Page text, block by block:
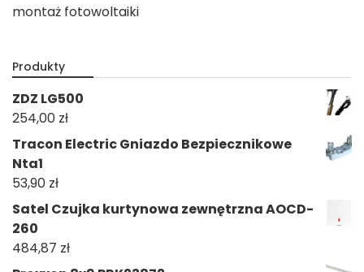
montaż fotowoltaiki
Produkty
ZDZ LG500
254,00 zł
Tracon Electric Gniazdo Bezpiecznikowe
Nta1
53,90 zł
Satel Czujka kurtynowa zewnętrzna AOCD-
260
484,87 zł